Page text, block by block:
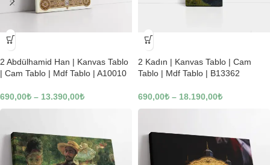
-23%
2 Abdülhamid Han | Kanvas Tablo
| Cam Tablo | Mdf Tablo | A10010
690,00₺ – 13.390,00₺
-23%
2 Kadın | Kanvas Tablo | Cam
Tablo | Mdf Tablo | B13362
690,00₺ – 18.190,00₺